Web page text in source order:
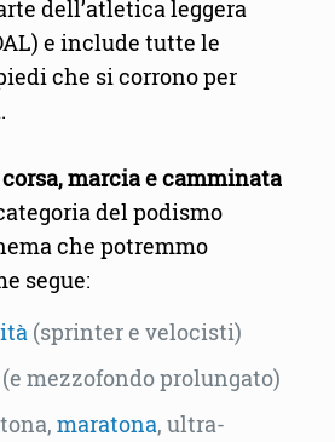
dell’atletica leggera
e include tutte le
che si corrono per
marcia e camminata
del podismo
che potremmo
segue:
(sprinter e velocisti)
mezzofondo prolungato)
maratona, ultra-